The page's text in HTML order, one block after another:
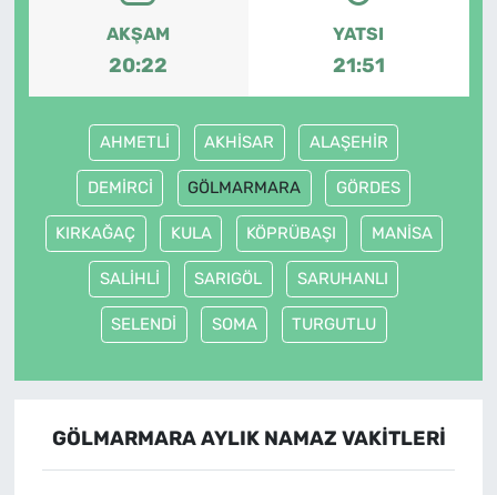
AKŞAM
20:22
YATSI
21:51
AHMETLİ AKHİSAR ALAŞEHİR
DEMİRCİ GÖLMARMARA GÖRDES
KIRKAĞAÇ KULA KÖPRÜBAŞI MANİSA
SALİHLİ SARIGÖL SARUHANLI
SELENDİ SOMA TURGUTLU
GÖLMARMARA AYLIK NAMAZ VAKITLERI